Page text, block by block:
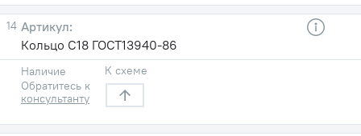
14
Кольцо С18 ГОСТ13940-86
Наличие
Обратитесь к
консультанту
К схеме